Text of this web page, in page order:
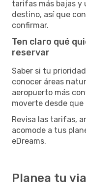
tarifas más bajas y
destino, así que
confirmar.
Ten claro qué
reservar
Saber si tu
conocer áreas
aeropuerto más
moverte desde que
Revisa las tarifas,
acomode a tus
eDreams.
Planea tu